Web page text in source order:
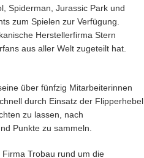
Spiderman, Jurassic Park und
zum Spielen zur Verfügung.
Herstellerfirma Stern
aus aller Welt zugeteilt hat.
über fünfzig Mitarbeiterinnen
durch Einsatz der Flipperhebel
zu lassen, nach
Punkte zu sammeln.
Trobau rund um die